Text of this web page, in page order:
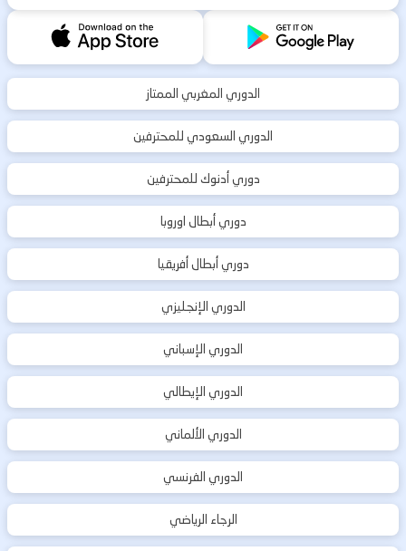
الدوري المغربي الممتاز
الدوري السعودي للمحترفين
دوري أدنوك للمحترفين
دوري أبطال اوروبا
دوري أبطال أفريقيا
الدوري الإنجليزي
الدوري الإسباني
الدوري الإيطالي
الدوري الألماني
الدوري الفرنسي
الرجاء الرياضي